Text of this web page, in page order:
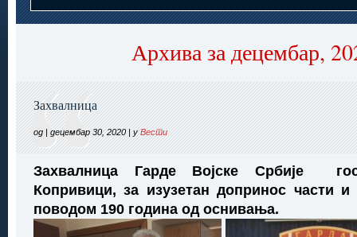
Архива за децембар,
Захвалница
од | децембар 30, 2020 | уВести
Захвалница Гарде Војске Србије
Копривици,за изузетан допринос части
поводом 190 година од оснивања.